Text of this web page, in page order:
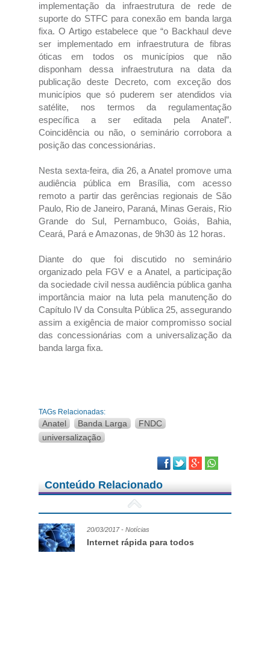
implementação da infraestrutura de rede de
suporte do STFC para conexão em banda larga
fixa. O Artigo estabelece que “o Backhaul deve
ser implementado em infraestrutura de fibras
óticas em todos os municípios que não
disponham dessa infraestrutura na data da
publicação deste Decreto, com exceção dos
municípios que só puderem ser atendidos via
satélite, nos termos da regulamentação
específica a ser editada pela Anatel”.
Coincidência ou não, o seminário corrobora a
posição das concessionárias.
Nesta sexta-feira, dia 26, a Anatel promove uma
audiência pública em Brasília, com acesso
remoto a partir das gerências regionais de São
Paulo, Rio de Janeiro, Paraná, Minas Gerais, Rio
Grande do Sul, Pernambuco, Goiás, Bahia,
Ceará, Pará e Amazonas, de 9h30 às 12 horas.
Diante do que foi discutido no seminário
organizado pela FGV e a Anatel, a participação
da sociedade civil nessa audiência pública ganha
importância maior na luta pela manutenção do
Capítulo IV da Consulta Pública 25, assegurando
assim a exigência de maior compromisso social
das concessionárias com a universalização da
banda larga fixa.
TAGs Relacionadas:
Anatel Banda Larga
FNDC
universalização
Facebook
TwitterGoogle Plus
Conteúdo Relacionado
20/03/2017 - Notícias
Internet rápida para todos